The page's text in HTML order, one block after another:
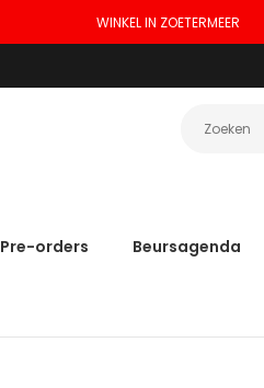
WINKEL IN ZOETERMEER
Pre-orders Beursagenda